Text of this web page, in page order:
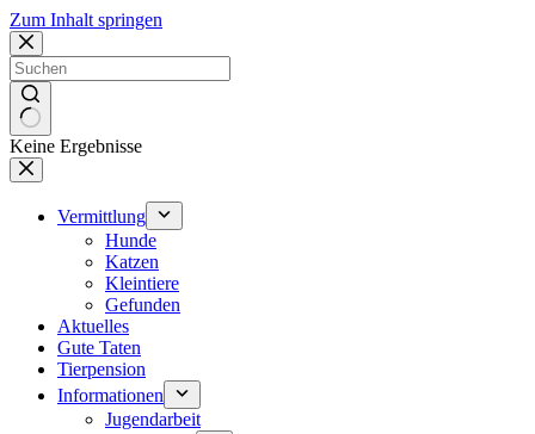
Zum Inhalt springen
Keine Ergebnisse
Vermittlung
Hunde
Katzen
Kleintiere
Gefunden
Aktuelles
Gute Taten
Tierpension
Informationen
Jugendarbeit